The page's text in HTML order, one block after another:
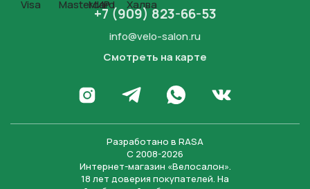
+7 (909) 823-66-53
info@velo-salon.ru
Смотреть на карте
Перейти в Инстаграм
Написать в Телеграм
Написать в WhatsApp
Перейти во
Разработано в RASA
С 2008-2026
Интернет-магазин «Велосалон».
18 лет доверия покупателей. На